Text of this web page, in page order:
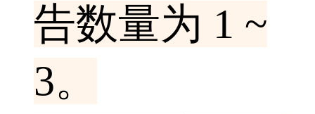
告数量为 1 ~
3。